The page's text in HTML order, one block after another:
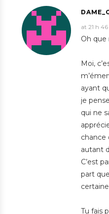
at 21 h
Oh que
Moi,
ayant
je
qui ne
chance
autant
C’est
part
Tu fais